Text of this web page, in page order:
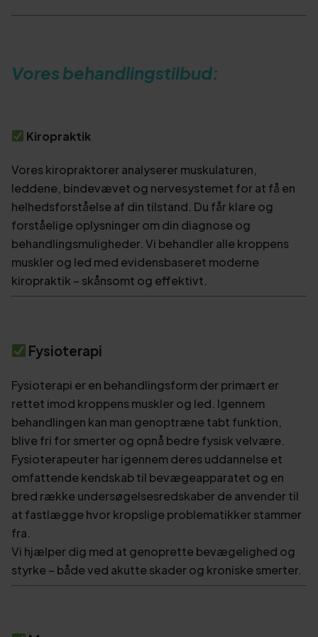
Vores behandlingstilbud:
Kiropraktik
Vores kiropraktorer analyserer muskulaturen,
leddene, bindevævet og nervesystemet for at få en
helhedsforståelse af din tilstand. Du får klare og
forståelige oplysninger om din diagnose og
behandlingsmuligheder. Vi behandler alle kroppens
muskler og led med evidensbaseret moderne
kiropraktik – skånsomt og effektivt.
Fysioterapi
Fysioterapi er en behandlingsform der primært er
rettet imod kroppens muskler og led. Igennem
behandlingen kan man genoptræne tabt funktion,
blive fri for smerter og opnå bedre fysisk velvære.
Fysioterapeuter har igennem deres uddannelse et
omfattende kendskab til bevægeapparatet og en
bred række undersøgelsesredskaber de anvender til
at fastlægge hvor kropslige problematikker stammer
fra.
Vi hjælper dig med at genoprette bevægelighed og
styrke – både ved akutte skader og kroniske smerter.